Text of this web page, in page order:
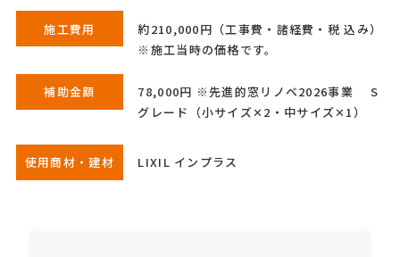
施工費用
約210,000円（工事費・諸経費・税 込み）
※施工当時の価格です。
補助金額
78,000円 ※先進的窓リノベ2026事業 S
グレード（小サイズ✕2・中サイズ✕1）
使用商材・建材 LIXIL インプラス